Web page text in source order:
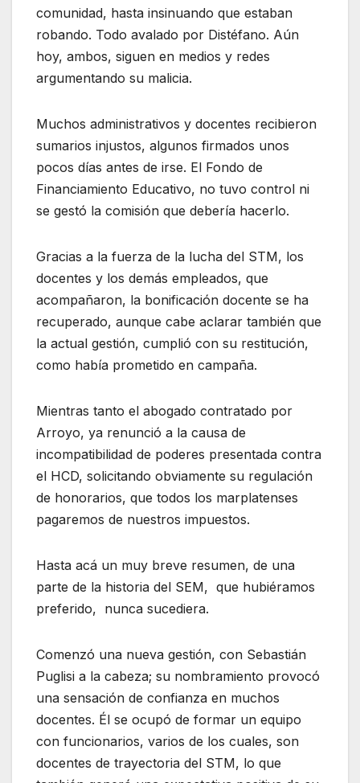
comunidad, hasta insinuando que estaban
robando. Todo avalado por Distéfano. Aún
hoy, ambos, siguen en medios y redes
argumentando su malicia.
Muchos administrativos y docentes recibieron
sumarios injustos, algunos firmados unos
pocos días antes de irse. El Fondo de
Financiamiento Educativo, no tuvo control ni
se gestó la comisión que debería hacerlo.
Gracias a la fuerza de la lucha del STM, los
docentes y los demás empleados, que
acompañaron, la bonificación docente se ha
recuperado, aunque cabe aclarar también que
la actual gestión, cumplió con su restitución,
como había prometido en campaña.
Mientras tanto el abogado contratado por
Arroyo, ya renunció a la causa de
incompatibilidad de poderes presentada contra
el HCD, solicitando obviamente su regulación
de honorarios, que todos los marplatenses
pagaremos de nuestros impuestos.
Hasta acá un muy breve resumen, de una
parte de la historia del SEM, que hubiéramos
preferido, nunca sucediera.
Comenzó una nueva gestión, con Sebastián
Puglisi a la cabeza; su nombramiento provocó
una sensación de confianza en muchos
docentes. Él se ocupó de formar un equipo
con funcionarios, varios de los cuales, son
docentes de trayectoria del STM, lo que